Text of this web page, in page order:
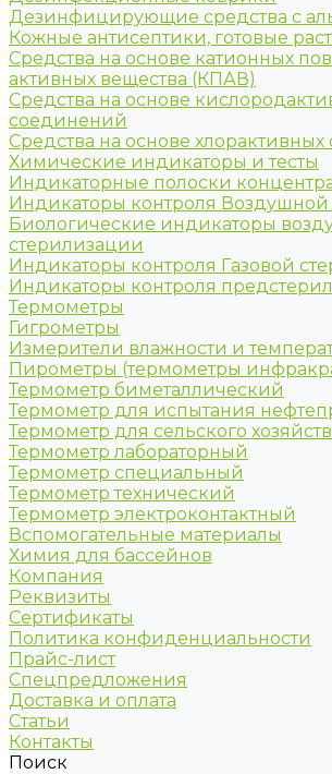
Дезинфицирующие средства с
Кожные антисептики, готовые
Средства на основе катионных
активных вещества (КПАВ)
Средства на основе
соединений
Средства на основе
Химические индикаторы и тесты
Индикаторные полоски
Индикаторы контроля Воздушной
Биологические индикаторы
стерилизации
Индикаторы контроля Газовой
Индикаторы контроля
Термометры
Гигрометры
Измерители влажности и
Пирометры (термометры
Термометр биметаллический
Термометр для испытания
Термометр для сельского
Термометр лабораторный
Термометр специальный
Термометр технический
Термометр электроконтактный
Вспомогательные материалы
Химия для бассейнов
Компания
Реквизиты
Сертификаты
Политика конфиденциальности
Прайс-лист
Спецпредложения
Доставка и оплата
Статьи
Контакты
Поиск